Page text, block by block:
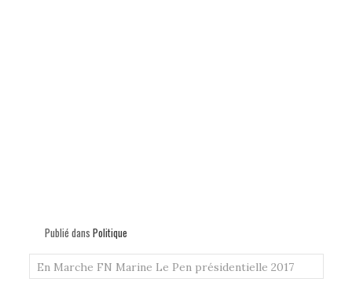
Publié dans Politique
En Marche FN Marine Le Pen présidentielle 2017